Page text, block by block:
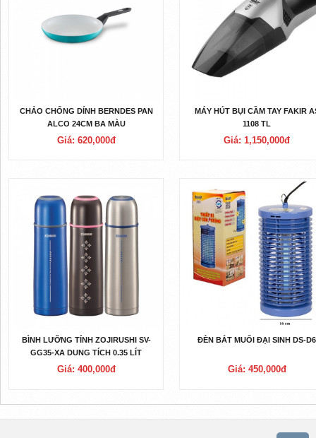
CHẢO CHỐNG DÍNH BERNDES PAN
ALCO 24CM BA MÀU
Giá: 620,000đ
MÁY HÚT BỤI CẦM TAY FAKIR
1108 TL
Giá: 1,150,000đ
BÌNH LƯỠNG TÍNH ZOJIRUSHI SV-
GG35-XA DUNG TÍCH 0.35 LÍT
Giá: 400,000đ
ĐÈN BẮT MUỐI ĐẠI SINH DS-D6
Giá: 450,000đ